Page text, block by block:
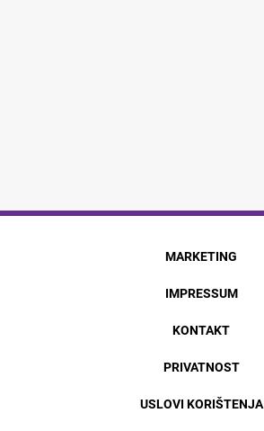
MARKETING
IMPRESSUM
KONTAKT
PRIVATNOST
USLOVI KORIŠTENJA